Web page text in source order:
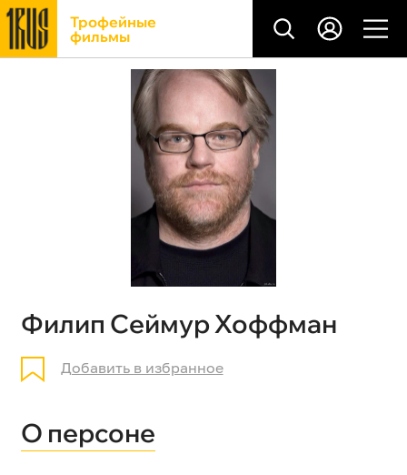
Трофейные
фильмы
Филип Сеймур Хоффман
Добавить в избранное
О персоне